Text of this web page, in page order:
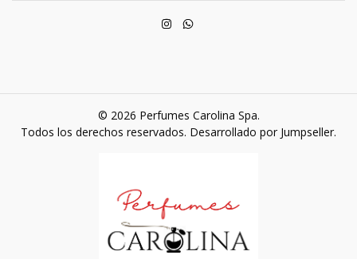
© 2026 Perfumes Carolina Spa.
Todos los derechos reservados. Desarrollado por Jumpseller.